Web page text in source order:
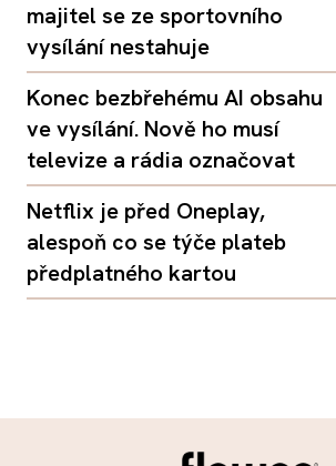
majitel se ze sportovního
vysílání nestahuje
Konec bezbřehému AI obsahu
ve vysílání. Nově ho musí
televize a rádia označovat
Netflix je před Oneplay,
alespoň co se týče plateb
předplatného kartou